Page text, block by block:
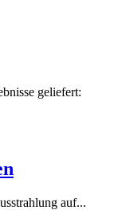
geliefert:
auf...